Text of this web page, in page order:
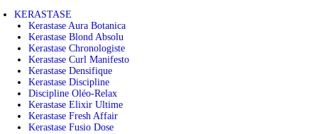
KERASTASE
Kerastase Aura Botanica
Kerastase Blond Absolu
Kerastase Chronologiste
Kerastase Curl Manifesto
Kerastase Densifique
Kerastase Discipline
Discipline Oléo-Relax
Kerastase Elixir Ultime
Kerastase Fresh Affair
Kerastase Fusio Dose